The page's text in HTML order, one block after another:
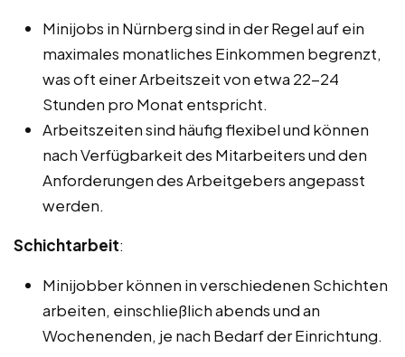
Minijobs in Nürnberg sind in der Regel auf ein
maximales monatliches Einkommen begrenzt,
was oft einer Arbeitszeit von etwa 22-24
Stunden pro Monat entspricht.
Arbeitszeiten sind häufig flexibel und können
nach Verfügbarkeit des Mitarbeiters und den
Anforderungen des Arbeitgebers angepasst
werden.
Schichtarbeit:
Minijobber können in verschiedenen Schichten
arbeiten, einschließlich abends und an
Wochenenden, je nach Bedarf der Einrichtung.